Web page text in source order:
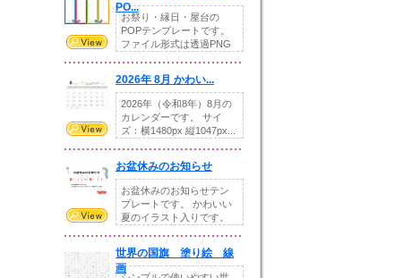
PO...
お祭り・縁日・屋台の
POPテンプレートです。
ファイル形式は透過PNG
2026年 8月 かわい...
2026年（令和8年）8月の
カレンダーです。 サイ
ズ：横1480px 縦1047px...
お盆休みのお知らせ
お盆休みのお知らせテン
プレートです。 かわいい
夏のイラスト入りです。
世界の国旗 塗り絵 線
画